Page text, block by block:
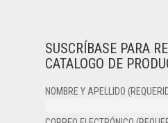
SUSCRÍBASE PARA
CATALOGO DE
NOMBRE Y APELLIDO